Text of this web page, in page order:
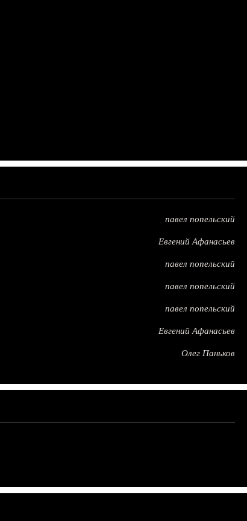
павел попельский
Евгений Афанасьев
павел попельский
павел попельский
павел попельский
Евгений Афанасьев
Олег Паньков